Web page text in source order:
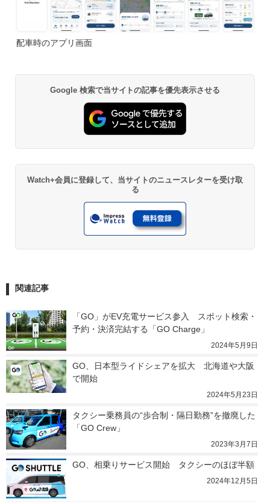
配車時のアプリ画面
Google 検索で当サイトの記事を優先表示させる
Watch+会員に登録して、当サイトのニュースレターを受け取
る
関連記事
「GO」がEV充電サービス参入　スポット検索・
予約・決済完結する「GO Charge」
2024年5月9日
GO、日本型ライドシェアを拡大　北海道や大阪
で開始
2024年5月23日
タクシー乗務員の“歩合制・隔日勤務”を撤廃した
「GO Crew」
2023年3月7日
GO、相乗りサービス開始　タクシーのほぼ半額
2024年12月5日